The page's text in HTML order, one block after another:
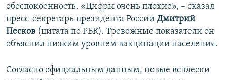
обеспокоенность. «Цифры очень плохие», – сказал
пресс-секретарь президента России Дмитрий
Песков (цитата по РБК). Тревожные показатели он
объяснил низким уровнем вакцинации населения.
Согласно официальным данным, новые всплески